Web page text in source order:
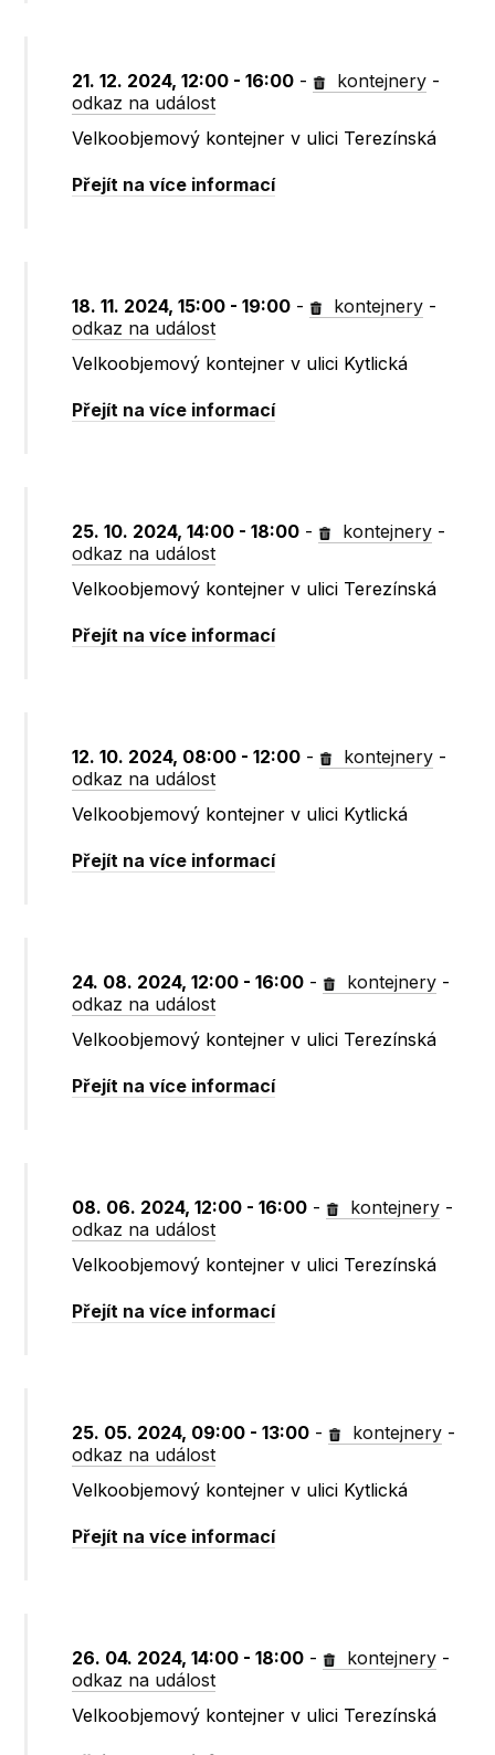
21. 12. 2024, 12:00 - 16:00 - kontejnery -
odkaz na událost
Velkoobjemový kontejner v ulici Terezínská
Přejít na více informací
18. 11. 2024, 15:00 - 19:00 - kontejnery -
odkaz na událost
Velkoobjemový kontejner v ulici Kytlická
Přejít na více informací
25. 10. 2024, 14:00 - 18:00 - kontejnery -
odkaz na událost
Velkoobjemový kontejner v ulici Terezínská
Přejít na více informací
12. 10. 2024, 08:00 - 12:00 - kontejnery -
odkaz na událost
Velkoobjemový kontejner v ulici Kytlická
Přejít na více informací
24. 08. 2024, 12:00 - 16:00 - kontejnery -
odkaz na událost
Velkoobjemový kontejner v ulici Terezínská
Přejít na více informací
08. 06. 2024, 12:00 - 16:00 - kontejnery -
odkaz na událost
Velkoobjemový kontejner v ulici Terezínská
Přejít na více informací
25. 05. 2024, 09:00 - 13:00 - kontejnery -
odkaz na událost
Velkoobjemový kontejner v ulici Kytlická
Přejít na více informací
26. 04. 2024, 14:00 - 18:00 - kontejnery -
odkaz na událost
Velkoobjemový kontejner v ulici Terezínská